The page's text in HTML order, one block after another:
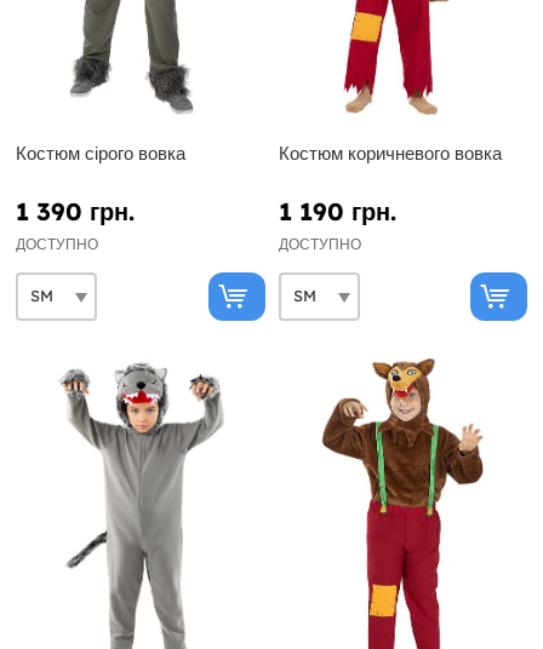
Костюм сірого вовка
1 390 грн.
ДОСТУПНО
Костюм коричневого вовка
1 190 грн.
ДОСТУПНО